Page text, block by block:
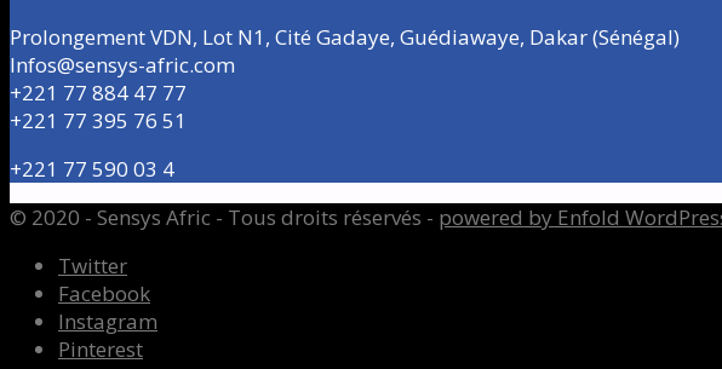
Prolongement VDN, Lot N1, Cité Gadaye, Guédiawaye, Dakar (Sénégal)
Infos@sensys-afric.com
+221 77 884 47 77
+221 77 395 76 51
+221 77 590 03 4
© 2020 - Sensys Afric - Tous droits réservés - powered by Enfold
Twitter
Facebook
Instagram
Pinterest